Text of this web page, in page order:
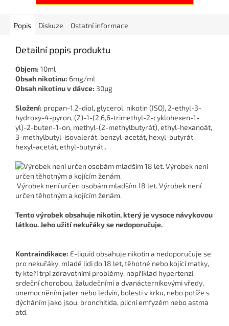
Popis Diskuze Ostatní informace
Detailní popis produktu
Objem: 10ml
Obsah nikotinu: 6mg/ml
Obsah nikotinu v dávce: 30μg
Složení: propan-1,2-diol, glycerol, nikotin (ISO), 2-ethyl-3-
hydroxy-4-pyron, (Z)-1-(2,6,6-trimethyl-2-cyklohexen-1-
yl)-2-buten-1-on, methyl-(2-methylbutyrát), ethyl-hexanoát,
3-methylbutyl-isovalerát, benzyl-acetát, hexyl-butyrát,
hexyl-acetát, ethyl-butyrát..
Výrobek není určen osobám mladším 18 let. Výrobek není
určen těhotným a kojícím ženám.
Tento výrobek obsahuje nikotin, který je vysoce návykovou
látkou. Jeho užití nekuřáky se nedoporučuje.
Kontraindikace: E-liquid obsahuje nikotin a nedoporučuje se
pro nekuřáky, mladé lidi do 18 let, těhotné nebo kojící matky,
ty kteří trpí zdravotními problémy, například hypertenzí,
srdeční chorobou, žaludečními a dvanácterníkovými vředy,
onemocněním jater nebo ledvin, bolesti v krku, nebo potíže s
dýcháním jako jsou: bronchitida, plicní emfyzém nebo astma
atd.